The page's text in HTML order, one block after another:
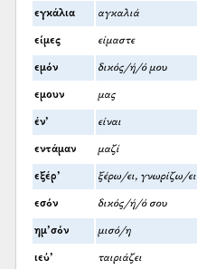
εγκάλια αγκαλιά
είμες είμαστε
εμόν δικός/ή/ό μου
εμουν μας
έν’ είναι
εντάμαν μαζί
εξέρ’ ξέρω/ει, γνωρίζω/ει
εσόν δικός/ή/ό σου
ημ’σόν μισό/η
ιεύ’ ταιριάζει